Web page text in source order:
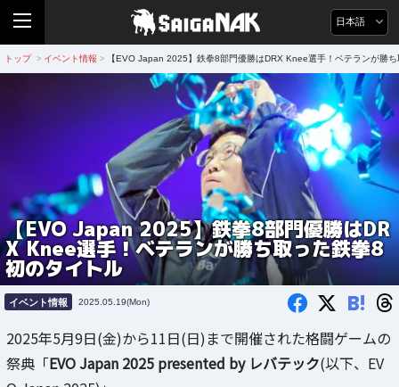
日本語
トップ > イベント情報 > 【EVO Japan 2025】鉄拳8部門優勝はDRX Knee選手！ベテランが勝
【EVO Japan 2025】鉄拳8部門優勝はDR
X Knee選手！ベテランが勝ち取った鉄拳8
初のタイトル
イベント情報 2025.05.19(Mon) B!
2025年5月9日(金)から11日(日)まで開催された格闘ゲームの
祭典「EVO Japan 2025 presented by レバテック(以下、EV